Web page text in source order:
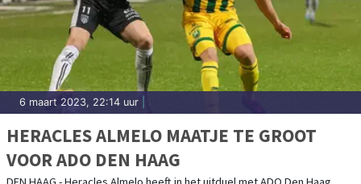
6 maart 2023, 22:14 uur
HERACLES ALMELO MAATJE TE GROOT
VOOR ADO DEN HAAG